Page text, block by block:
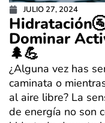
JULIO 27, 2024
Dominar
🌲💪
¿Alguna vez has
caminata o
al aire libre? La
de energía no son